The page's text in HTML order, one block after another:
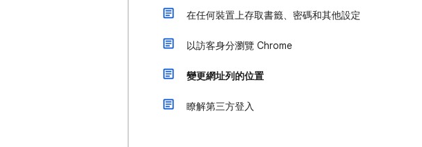
在任何裝置上存取書籤、密碼和其他設定
以訪客身分瀏覽 Chrome
變更網址列的位置
瞭解第三方登入